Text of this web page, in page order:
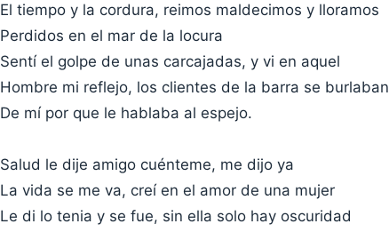
El tiempo y la cordura, reimos maldecimos y lloramos
Perdidos en el mar de la locura
Sentí el golpe de unas carcajadas, y vi en aquel
Hombre mi reflejo, los clientes de la barra se burlaban
De mí por que le hablaba al espejo.
Salud le dije amigo cuénteme, me dijo ya
La vida se me va, creí en el amor de una mujer
Le di lo tenia y se fue, sin ella solo hay oscuridad